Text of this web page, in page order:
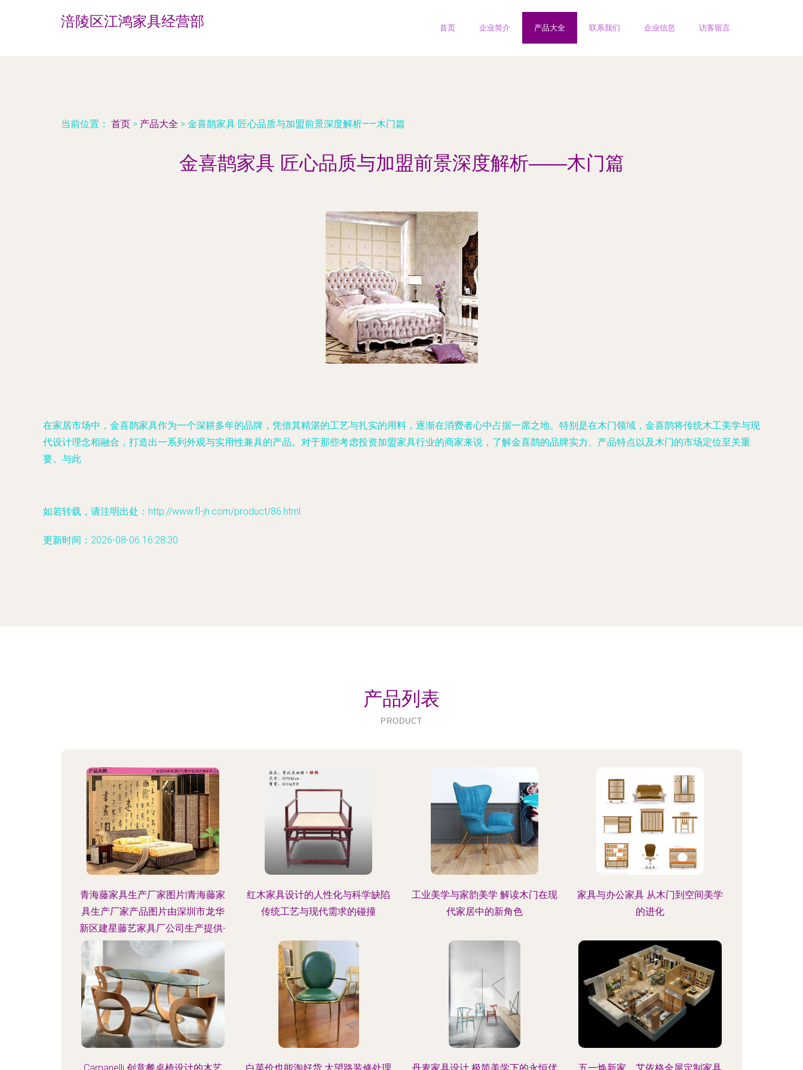
涪陵区江鸿家具经营部 首页 企业简介 产品大全 联系我们 企业信息 访客留言
当前位置： 首页 > 产品大全 > 金喜鹊家具 匠心品质与加盟前景深度解析——木门篇
金喜鹊家具 匠心品质与加盟前景深度解析——木门篇
在家居市场中，金喜鹊家具作为一个深耕多年的品牌，凭借其精湛的工艺与扎实的用料，逐渐在消费者心中占据一席之地。特别是在木门领域，金喜鹊将传统木工美学与现
代设计理念相融合，打造出一系列外观与实用性兼具的产品。对于那些考虑投资加盟家具行业的商家来说，了解金喜鹊的品牌实力、产品特点以及木门的市场定位至关重
要。与此
如若转载，请注明出处：http://www.fl-jh.com/product/86.html
更新时间：2026-08-06 16:28:30
产品列表
PRODUCT
青海藤家具生产厂家图片|青海藤家
具生产厂家产品图片由深圳市龙华
新区建星藤艺家具厂公司生产提供-
红木家具设计的人性化与科学缺陷
传统工艺与现代需求的碰撞
工业美学与家韵美学 解读木门在现
代家居中的新角色
家具与办公家具 从木门到空间美学
的进化